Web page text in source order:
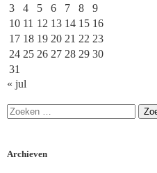
3
4 5 6 7 8
9
10 11 12 13 14 15 16
17 18 19 20 21 22 23
24 25 26 27 28 29 30
31
« jul
Archieven